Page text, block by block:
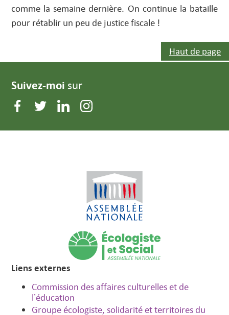
comme la semaine dernière. On continue la bataille
pour rétablir un peu de justice fiscale !
Haut de page
Suivez-moi sur
Liens externes
Commission des affaires culturelles et de
l’éducation
Groupe écologiste, solidarité et territoires du